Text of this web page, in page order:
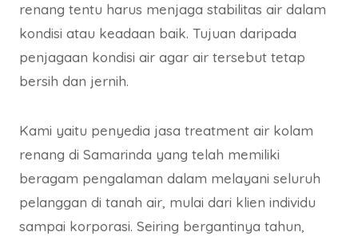
renang tentu harus menjaga stabilitas air dalam
kondisi atau keadaan baik. Tujuan daripada
penjagaan kondisi air agar air tersebut tetap
bersih dan jernih.
Kami yaitu penyedia jasa treatment air kolam
renang di Samarinda yang telah memiliki
beragam pengalaman dalam melayani seluruh
pelanggan di tanah air, mulai dari klien individu
sampai korporasi. Seiring bergantinya tahun,